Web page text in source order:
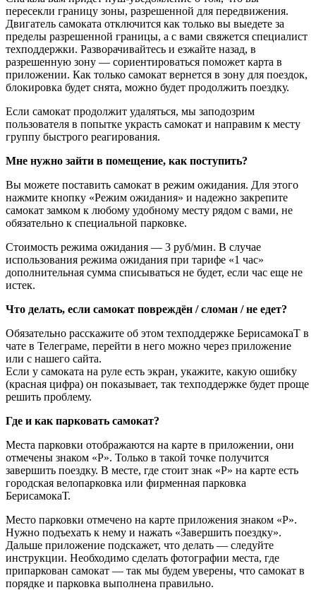
пересекли границу зоны, разрешенной для передвижения.
Двигатель самоката отключится как только вы выедете за
пределы разрешенной границы, а с вами свяжется специалист
техподдержки. Разворачивайтесь и езжайте назад, в
разрешенную зону — сориентироваться поможет карта в
приложении. Как только самокат вернется в зону для поездок,
блокировка будет снята, можно будет продолжить поездку.
Если самокат продолжит удаляться, мы заподозрим
пользователя в попытке украсть самокат и направим к месту
группу быстрого реагирования.
Мне нужно зайти в помещение, как поступить?
Вы можете поставить самокат в режим ожидания. Для этого
нажмите кнопку «Режим ожидания» и надежно закрепите
самокат замком к любому удобному месту рядом с вами, не
обязательно к специальной парковке.
Стоимость режима ожидания — 3 руб/мин. В случае
использования режима ожидания при тарифе «1 час»
дополнительная сумма списываться не будет, если час еще не
истек.
Что делать, если самокат повреждён / сломан / не едет?
Обязательно расскажите об этом техподдержке БерисамокаТ в
чате в Телеграме, перейти в него можно через приложение
или с нашего сайта.
Если у самоката на руле есть экран, укажите, какую ошибку
(красная цифра) он показывает, так техподдержке будет проще
решить проблему.
Где и как парковать самокат?
Места парковки отображаются на карте в приложении, они
отмечены знаком «Р». Только в такой точке получится
завершить поездку. В месте, где стоит знак «Р» на карте есть
городская велопарковка или фирменная парковка
БерисамокаТ.
Место парковки отмечено на карте приложения знаком «Р».
Нужно подъехать к нему и нажать «Завершить поездку».
Дальше приложение подскажет, что делать — следуйте
инструкции. Необходимо сделать фотографии места, где
припаркован самокат — так мы будем уверены, что самокат в
порядке и парковка выполнена правильно.